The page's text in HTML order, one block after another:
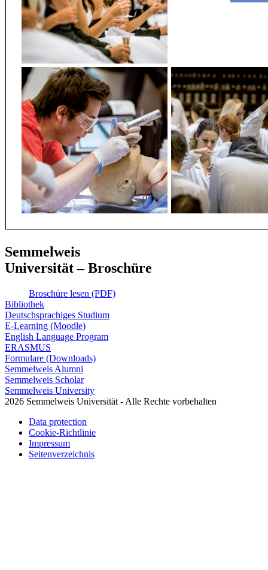
Semmelweis
Universität – Broschüre
Broschüre lesen (PDF)
Bibliothek
Deutschsprachiges Studium
E-Learning (Moodle)
English Language Program
ERASMUS
Formulare (Downloads)
Semmelweis Alumni
Semmelweis Scholar
Semmelweis University
2026 Semmelweis Universität - Alle Rechte vorbehalten
Data protection
Cookie-Richtlinie
Impressum
Seitenverzeichnis